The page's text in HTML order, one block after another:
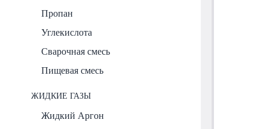
Пропан
Углекислота
Сварочная смесь
Пищевая смесь
ЖИДКИЕ ГАЗЫ
Жидкий Аргон